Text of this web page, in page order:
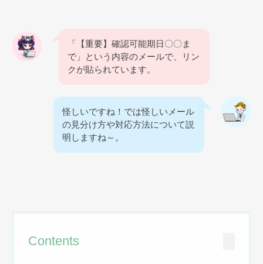
「【重要】確認可能期日〇〇ま
で」という内容のメールで、リン
クが貼られています。
怪しいですね！では怪しいメール
の見分け方や対応方法について説
明しますね～。
Contents